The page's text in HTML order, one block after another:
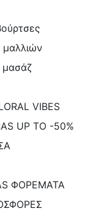
μαλλιών
μασάζ
VIBES
UP TO -50%
ΦΟΡΕΜΑΤΑ